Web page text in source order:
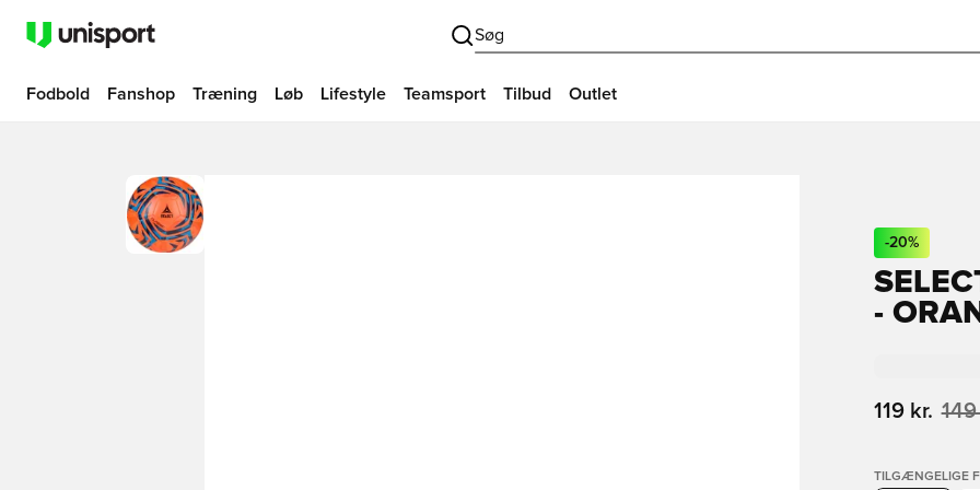
Søg
Fodbold Fanshop Træning Løb Lifestyle Teamsport Tilbud Outlet
-20%
-
119 kr. 149
TILGÆNGELIGE